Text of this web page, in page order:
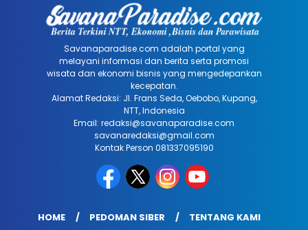
Savanaparadise.com adalah portal yang
melayani informasi dan berita serta promosi
wisata dan ekonomi bisnis yang mengedepankan
kecepatan.
Alamat Redaksi: Jl. Frans Seda, Oebobo, Kupang,
NTT, Indonesia
Email: redaksi@savanaparadise.com
savanaredaksi@gmail.com
Kontak Person 081337095190
HOME PEDOMAN SIBER TENTANG KAMI